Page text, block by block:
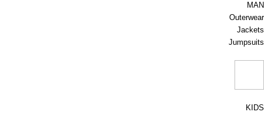
MAN
Outerwear
Jackets
Jumpsuits
KIDS